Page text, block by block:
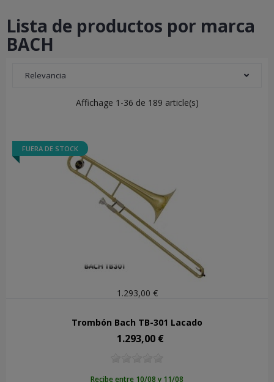
Lista de productos por marca
BACH
Relevancia
Affichage 1-36 de 189 article(s)
FUERA DE STOCK
1.293,00 €
Trombón Bach TB-301 Lacado
Precio
1.293,00 €
Recibe entre 10/08 y 11/08